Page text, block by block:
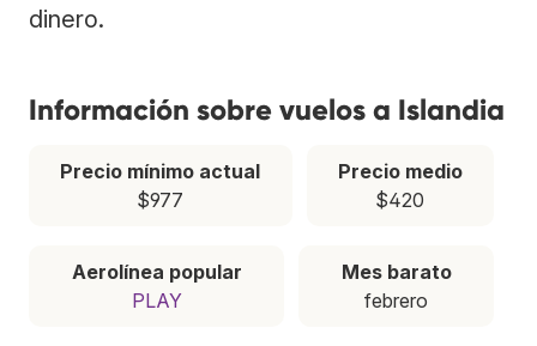
dinero.
Información sobre vuelos a Islandia
Precio mínimo actual
$977
Precio medio
$420
Aerolínea popular
PLAY
Mes barato
febrero